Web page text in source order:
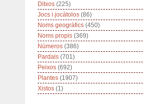
Ditxos (225)
Jocs i jocàtolos (86)
Noms geogràfics (450)
Noms propis (369)
Números (386)
Pardals (701)
Peixos (692)
Plantes (1907)
Xistos (1)